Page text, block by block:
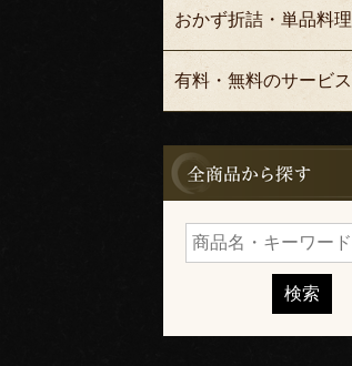
おかず折詰・単品料理
有料・無料のサービス